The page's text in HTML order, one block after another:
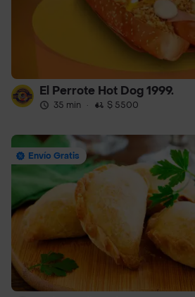
El Perrote Hot Dog 1999.
35 min · $ 5500
Envío Gratis